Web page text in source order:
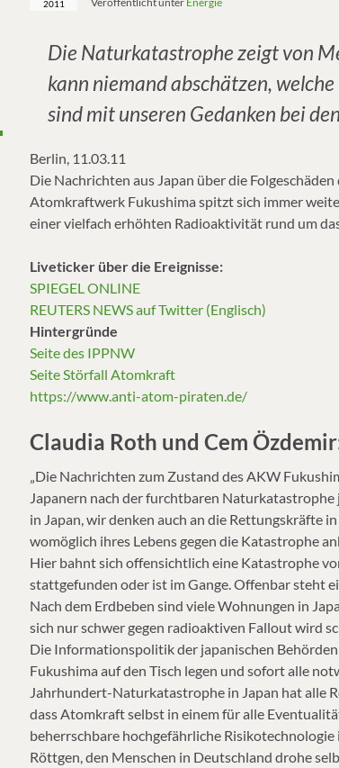
2011
Die Naturkatastrophe zeigt von
kann niemand abschätzen,
sind mit unseren Gedanken bei
Berlin, 11.03.11
Die Nachrichten aus Japan über die
Atomkraftwerk Fukushima spitzt sich immer
einer vielfach erhöhten Radioaktivität rund um
Liveticker über die Ereignisse:
SPIEGEL ONLINE
REUTERS NEWS auf Twitter (Englisch)
Hintergründe
Seite des IPPNW
Seite Störfall Atomkraft
https://www.anti-atom-piraten.de/
Claudia Roth und Cem
„Die Nachrichten zum Zustand des AKW
Japanern nach der furchtbaren
in Japan, wir denken auch an die Rettungskräfte
womöglich ihres Lebens gegen die Katastrophe
Hier bahnt sich offensichtlich eine Katastrophe
stattgefunden oder ist im Gange. Offenbar steht
Nach dem Erdbeben sind viele Wohnungen in
sich nur schwer gegen radioaktiven Fallout wird
Die Informationspolitik der japanischen
Fukushima auf den Tisch legen und sofort alle
Jahrhundert-Naturkatastrophe in Japan hat alle
dass Atomkraft selbst in einem für alle
beherrschbare hochgefährliche
Röttgen, den Menschen in Deutschland drohe